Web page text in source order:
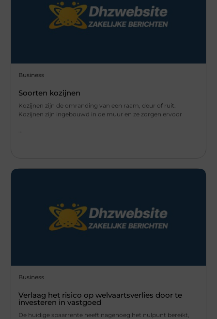
Business
Soorten kozijnen
Kozijnen zijn de omranding van een raam, deur of ruit.
Kozijnen zijn ingebouwd in de muur en ze zorgen ervoor
Business
Verlaag het risico op welvaartsverlies door te
investeren in vastgoed
De huidige spaarrente heeft nagenoeg het nulpunt bereikt,